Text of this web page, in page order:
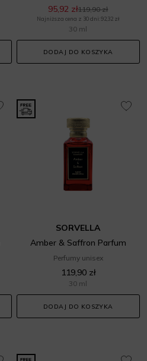
95,92 zł119,90 zł
Najniższa cena z 30 dni: 92,32 zł
30 ml
DODAJ DO KOSZYKA
SORVELLA
Amber & Saffron Parfum
Perfumy unisex
119,90 zł
30 ml
DODAJ DO KOSZYKA